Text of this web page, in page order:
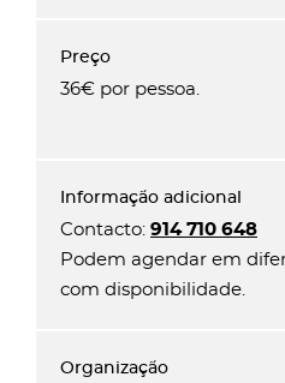
36€ por pessoa.
Contacto: 914 710 648
Podem agendar em
com disponibilidade.